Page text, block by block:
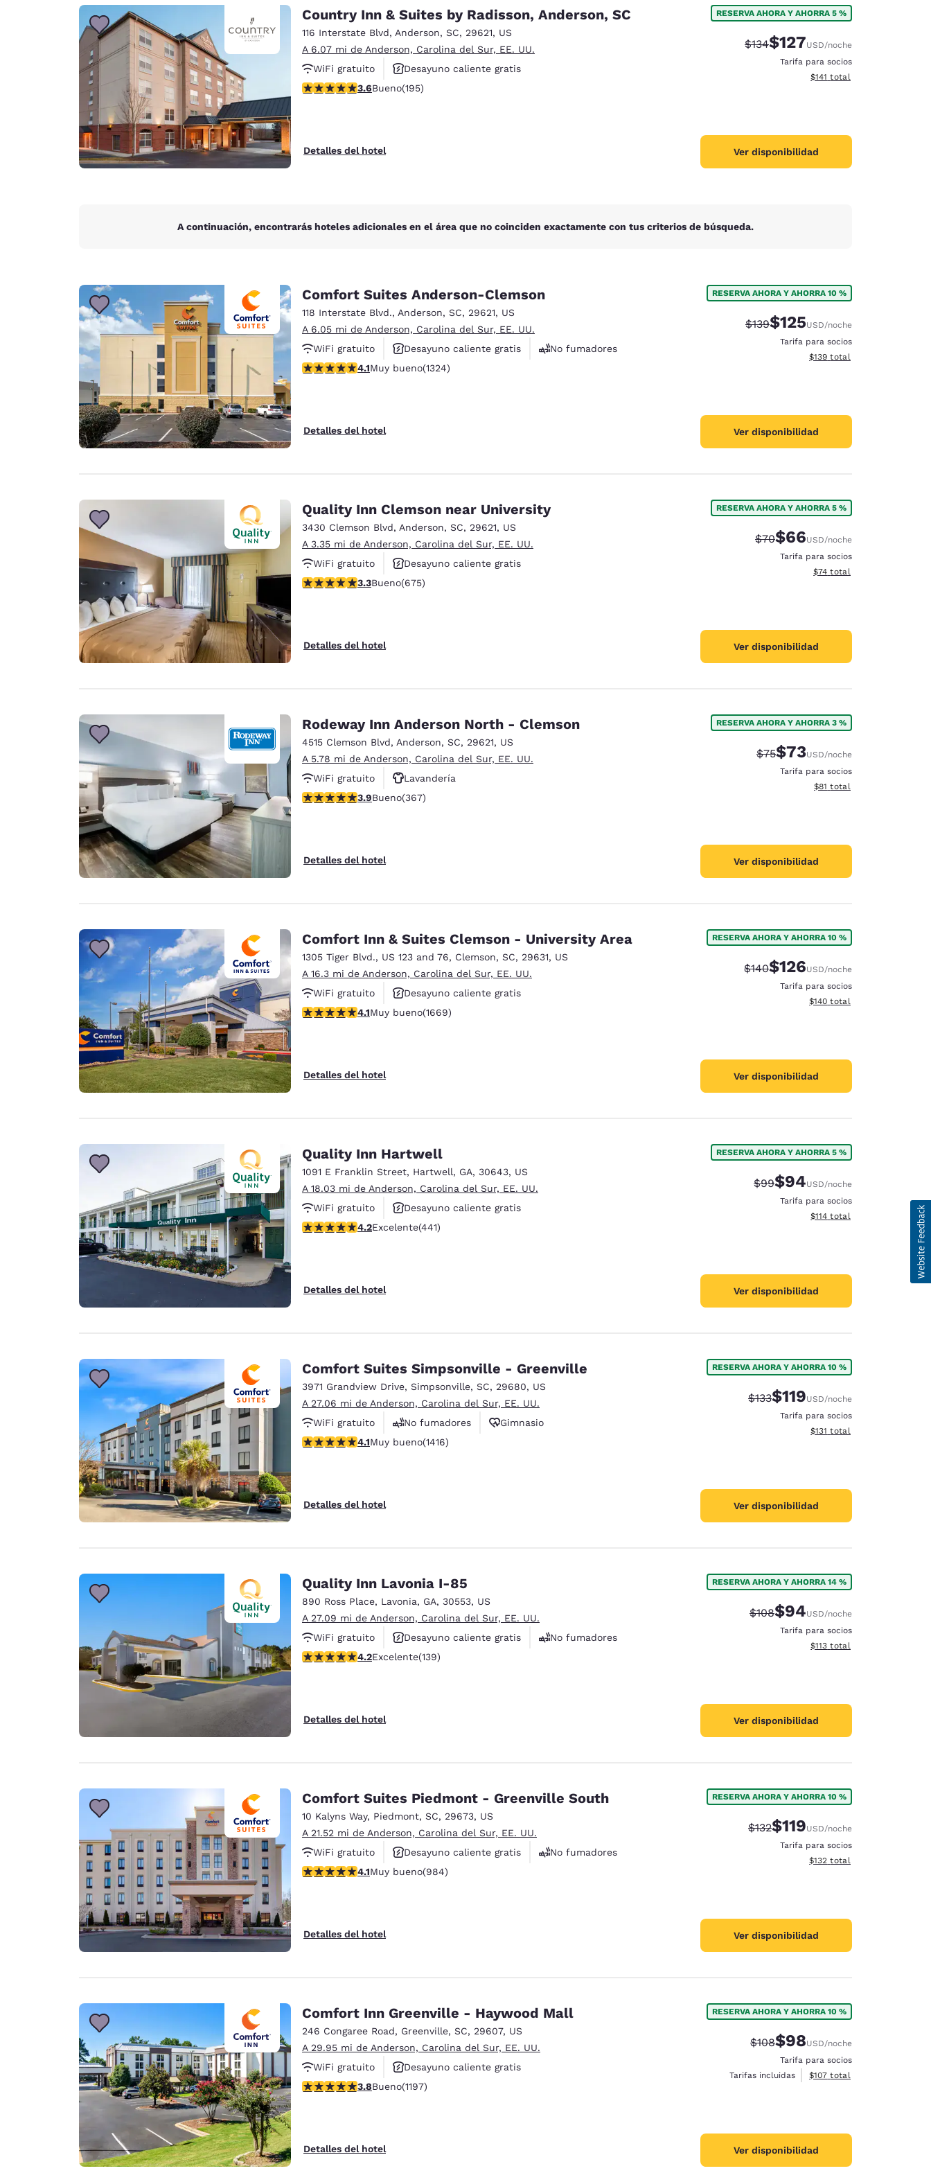
Español English
Europa
Deutschland Germany
Spain
English
Ireland
English
Country Inn & Suites by Radisson, Anderson, SC
116 Interstate Blvd, Anderson, SC, 29621, US
A 6.07 mi de Anderson, Carolina del Sur, EE. UU.
WiFi gratuito
Desayuno caliente gratis
Se aceptan mascotas
calificación de 3.58 estrellas. Bueno. 195 reseñas
3.6Bueno(195)
Detalles del hotel
RESERVA AHORA Y AHORRA 5 %
Precio tachado:
$134Precio con descuento:
$127USD/noche
Tarifa para socios
Ver detalles del total
$141 total
Ver disponibilidad
A continuación, encontrarás hoteles adicionales en el área que no coinciden exactamente con tus criterios de búsqueda.
Comfort Suites Anderson-Clemson
118 Interstate Blvd., Anderson, SC, 29621, US
A 6.05 mi de Anderson, Carolina del Sur, EE. UU.
WiFi gratuito
Desayuno caliente gratis
No fumadores
calificación de 4.14 estrellas. Muy bueno. 1324 reseñas
4.1Muy bueno(1324)
Detalles del hotel
RESERVA AHORA Y AHORRA 10 %
Precio tachado:
$139Precio con descuento:
$125USD/noche
Tarifa para socios
Ver detalles del total
$139 total
Ver disponibilidad
Quality Inn Clemson near University
3430 Clemson Blvd, Anderson, SC, 29621, US
A 3.35 mi de Anderson, Carolina del Sur, EE. UU.
WiFi gratuito
Desayuno caliente gratis
Se aceptan mascotas
calificación de 3.34 estrellas. Bueno. 675 reseñas
3.3Bueno(675)
Detalles del hotel
RESERVA AHORA Y AHORRA 5 %
Precio tachado:
$70Precio con descuento:
$66USD/noche
Tarifa para socios
Ver detalles del total
$74 total
Ver disponibilidad
Rodeway Inn Anderson North - Clemson
4515 Clemson Blvd, Anderson, SC, 29621, US
A 5.78 mi de Anderson, Carolina del Sur, EE. UU.
WiFi gratuito
Lavandería
calificación de 3.85 estrellas. Bueno. 367 reseñas
3.9Bueno(367)
Detalles del hotel
RESERVA AHORA Y AHORRA 3 %
Precio tachado:
$75Precio con descuento:
$73USD/noche
Tarifa para socios
Ver detalles del total
$81 total
Ver disponibilidad
Comfort Inn & Suites Clemson - University Area
1305 Tiger Blvd., US 123 and 76, Clemson, SC, 29631, US
A 16.3 mi de Anderson, Carolina del Sur, EE. UU.
WiFi gratuito
Desayuno caliente gratis
Se aceptan mascotas
calificación de 4.12 estrellas. Muy bueno. 1669 reseñas
4.1Muy bueno(1669)
Detalles del hotel
RESERVA AHORA Y AHORRA 10 %
Precio tachado:
$140Precio con descuento:
$126USD/noche
Tarifa para socios
Ver detalles del total
$140 total
Ver disponibilidad
Quality Inn Hartwell
1091 E Franklin Street, Hartwell, GA, 30643, US
A 18.03 mi de Anderson, Carolina del Sur, EE. UU.
WiFi gratuito
Desayuno caliente gratis
Se aceptan mascotas
calificación de 4.2 estrellas. Excelente. 441 reseñas
4.2Excelente(441)
Detalles del hotel
RESERVA AHORA Y AHORRA 5 %
Precio tachado:
$99Precio con descuento:
$94USD/noche
Tarifa para socios
Ver detalles del total
$114 total
Ver disponibilidad
Comfort Suites Simpsonville - Greenville
3971 Grandview Drive, Simpsonville, SC, 29680, US
A 27.06 mi de Anderson, Carolina del Sur, EE. UU.
WiFi gratuito
No fumadores
Gimnasio
calificación de 4.07 estrellas. Muy bueno. 1416 reseñas
4.1Muy bueno(1416)
Detalles del hotel
RESERVA AHORA Y AHORRA 10 %
Precio tachado:
$133Precio con descuento:
$119USD/noche
Tarifa para socios
Ver detalles del total
$131 total
Ver disponibilidad
Quality Inn Lavonia I-85
890 Ross Place, Lavonia, GA, 30553, US
A 27.09 mi de Anderson, Carolina del Sur, EE. UU.
WiFi gratuito
Desayuno caliente gratis
No fumadores
calificación de 4.24 estrellas. Excelente. 139 reseñas
4.2Excelente(139)
Detalles del hotel
RESERVA AHORA Y AHORRA 14 %
Precio tachado:
$108Precio con descuento:
$94USD/noche
Tarifa para socios
Ver detalles del total
$113 total
Ver disponibilidad
Comfort Suites Piedmont - Greenville South
10 Kalyns Way, Piedmont, SC, 29673, US
A 21.52 mi de Anderson, Carolina del Sur, EE. UU.
WiFi gratuito
Desayuno caliente gratis
No fumadores
calificación de 4.07 estrellas. Muy bueno. 984 reseñas
4.1Muy bueno(984)
Detalles del hotel
RESERVA AHORA Y AHORRA 10 %
Precio tachado:
$132Precio con descuento:
$119USD/noche
Tarifa para socios
Ver detalles del total
$132 total
Ver disponibilidad
Comfort Inn Greenville - Haywood Mall
246 Congaree Road, Greenville, SC, 29607, US
A 29.95 mi de Anderson, Carolina del Sur, EE. UU.
WiFi gratuito
Desayuno caliente gratis
Piscina al aire libre
calificación de 3.83 estrellas. Bueno. 1197 reseñas
3.8Bueno(1197)
Detalles del hotel
RESERVA AHORA Y AHORRA 10 %
Precio tachado:
$108Precio con descuento:
$98USD/noche
Tarifa para socios
Tarifas incluidas
Ver detalles del total
$107 total
Ver disponibilidad